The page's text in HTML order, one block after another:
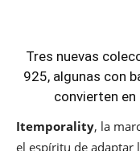
Tres nuevas
925, algunas con
convierten
Itemporality, la
el espíritu de adaptar